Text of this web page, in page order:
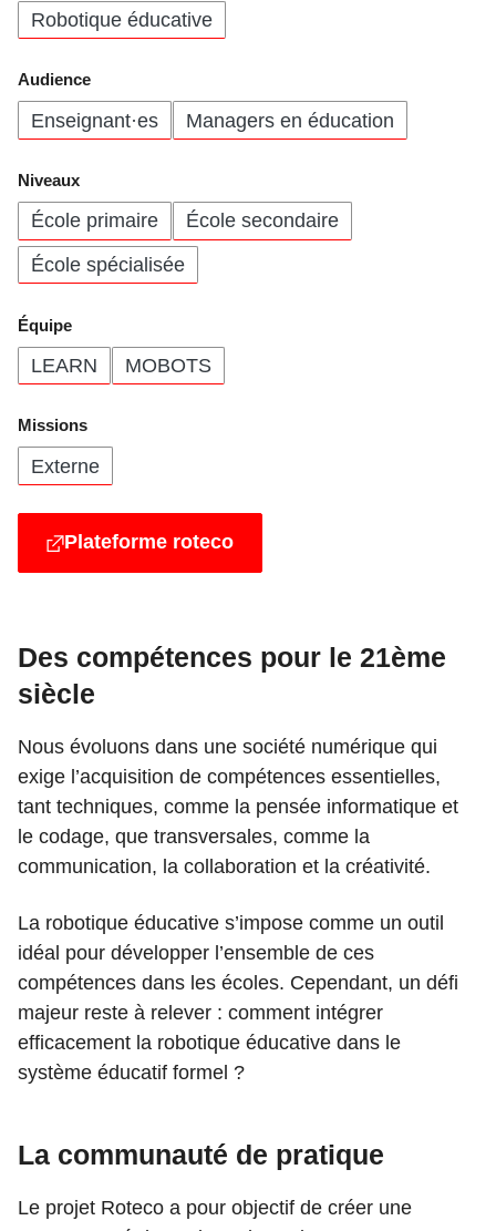
Robotique éducative
Audience
Enseignant·es Managers en éducation
Niveaux
École primaire
École secondaire
École spécialisée
Équipe
LEARN MOBOTS
Missions
Externe
Plateforme roteco
Des compétences pour le 21ème
siècle
Nous évoluons dans une société numérique qui
exige l’acquisition de compétences essentielles,
tant techniques, comme la pensée informatique et
le codage, que transversales, comme la
communication, la collaboration et la créativité.
La robotique éducative s’impose comme un outil
idéal pour développer l’ensemble de ces
compétences dans les écoles. Cependant, un défi
majeur reste à relever : comment intégrer
efficacement la robotique éducative dans le
système éducatif formel ?
La communauté de pratique
Le projet Roteco a pour objectif de créer une